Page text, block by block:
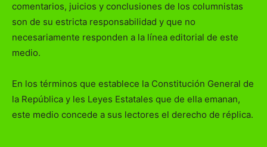
comentarios, juicios y conclusiones de los columnistas
son de su estricta responsabilidad y que no
necesariamente responden a la línea editorial de este
medio.
En los términos que establece la Constitución General de
la República y les Leyes Estatales que de ella emanan,
este medio concede a sus lectores el derecho de réplica.